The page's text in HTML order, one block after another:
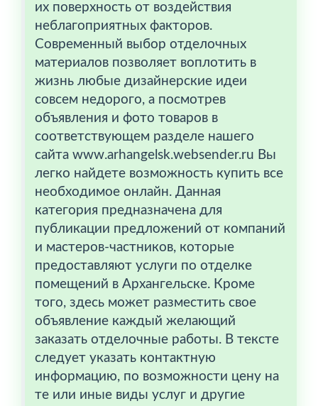
их поверхность от воздействия
неблагоприятных факторов.
Современный выбор отделочных
материалов позволяет воплотить в
жизнь любые дизайнерские идеи
совсем недорого, а посмотрев
объявления и фото товаров в
соответствующем разделе нашего
сайта www.arhangelsk.websender.ru Вы
легко найдете возможность купить все
необходимое онлайн. Данная
категория предназначена для
публикации предложений от компаний
и мастеров-частников, которые
предоставляют услуги по отделке
помещений в Архангельске. Кроме
того, здесь может разместить свое
объявление каждый желающий
заказать отделочные работы. В тексте
следует указать контактную
информацию, по возможности цену на
те или иные виды услуг и другие